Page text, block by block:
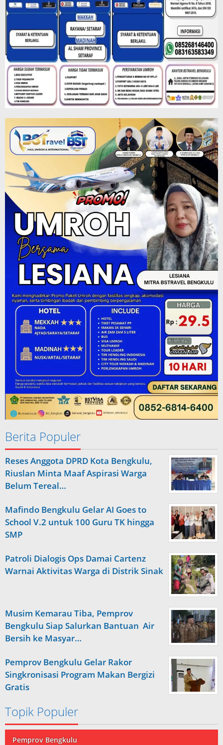
Berita Populer
Reses Anggota DPRD Kota Bengkulu,
Riuslan Minta Maaf Aspirasi Warga
Belum Tereal…
Mafindo Bengkulu Gelar AI Goes to
School V.2 untuk 100 Guru TK hingga
SMP
Patroli Dialogis Ops Damai Cartenz
Warnai Aktivitas Warga di Distrik Sinak
Musim Kemarau Tiba, Pemprov
Bengkulu Siap Salurkan Bantuan Air
Bersih ke Masyar…
Pemprov Bengkulu Gelar Rakor
Singkronisasi Program Makan Bergizi
Gratis
Topik Populer
Pemprov Bengkulu